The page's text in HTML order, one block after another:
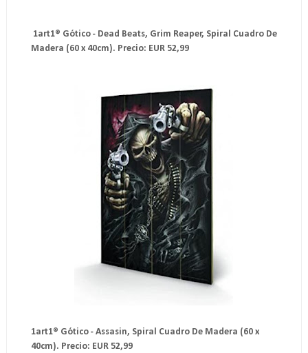
1art1® Gótico - Dead Beats, Grim Reaper, Spiral Cuadro De
Madera (60 x 40cm). Precio: EUR 52,99
1art1® Gótico - Assasin, Spiral Cuadro De Madera (60 x
40cm). Precio: EUR 52,99